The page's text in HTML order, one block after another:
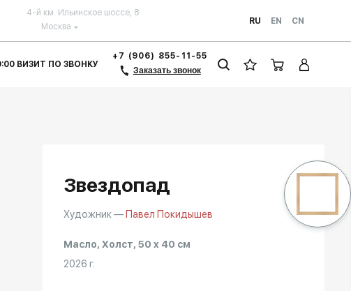
Москва
4-й км. Ильинское шоссе, 8
RU
EN CN
ВИЗИТ ПО ЗВОНКУ
+7 (906) 855-11-55
Заказать звонок
Звездопад
Художник — Павел Покидышев
Масло, Холст, 50 x 40 см
2026 г.